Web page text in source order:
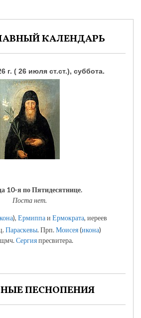
КАЛЕНДАРЬ
г. ( 26 июля ст.ст.), суббота.
10-я по Пятидесятнице.
Поста нет.
), Ермиппаи Ермократа, иереев
Параскевы. Прп.Моисея(икона)
Сергияпресвитера.
ПЕСНОПЕНИЯ